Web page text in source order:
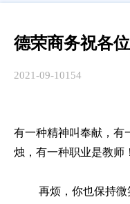
德荣商务祝各
2021-09-10154
有一种精神叫奉献，有
烛，有一种职业是教师！
再烦，你也保持微